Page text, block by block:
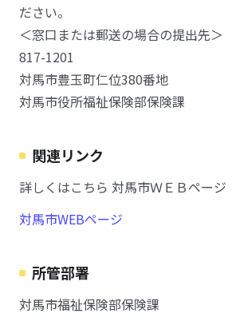
ださい。
＜窓口または郵送の場合の提出先＞
817-1201
対馬市豊玉町仁位380番地
対馬市役所福祉保険部保険課
関連リンク
詳しくはこちら 対馬市ＷＥＢページ
対馬市WEBページ
所管部署
対馬市福祉保険部保険課